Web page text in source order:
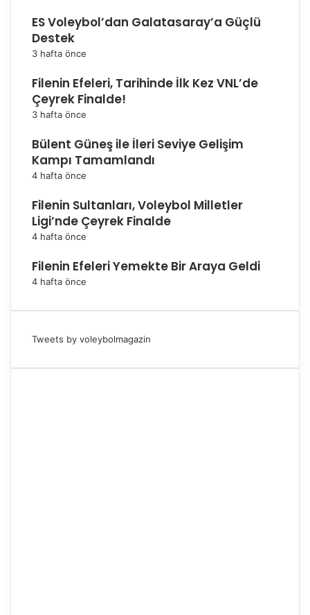
ES Voleybol’dan Galatasaray’a Güçlü
Destek
3 hafta önce
Filenin Efeleri, Tarihinde İlk Kez VNL’de
Çeyrek Finalde!
3 hafta önce
Bülent Güneş ile İleri Seviye Gelişim
Kampı Tamamlandı
4 hafta önce
Filenin Sultanları, Voleybol Milletler
Ligi’nde Çeyrek Finalde
4 hafta önce
Filenin Efeleri Yemekte Bir Araya Geldi
4 hafta önce
Tweets by voleybolmagazin